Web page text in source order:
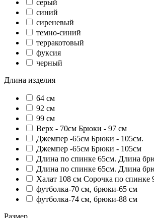
серый
синий
сиреневый
темно-синий
терракотовый
фуксия
черный
Длина изделия
64 см
92 см
99 см
Верх - 70см Брюки - 97 см
Джемпер -65см Брюки - 105см.
Джемпер -65см Брюки - 105см
Длина по спинке 65см. Длина
Длина по спинке 65см. Длина
Халат 108 см Сорочка по спинке
футболка-70 см, брюки-65 см
футболка-74 см, брюки-88 см